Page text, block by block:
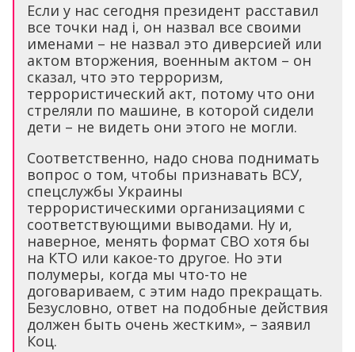
Если у нас сегодня президент расставил
все точки над i, он назвал все своими
именами – не назвал это диверсией или
актом вторжения, военным актом – он
сказал, что это терроризм,
террористический акт, потому что они
стреляли по машине, в которой сидели
дети – не видеть они этого не могли.
Соответственно, надо снова поднимать
вопрос о том, чтобы признавать ВСУ,
спецслужбы Украины
террористическими организациями с
соответствующими выводами. Ну и,
наверное, менять формат СВО хотя бы
на КТО или какое-то другое. Но эти
полумеры, когда мы что-то не
договариваем, с этим надо прекращать.
Безусловно, ответ на подобные действия
должен быть очень жестким», – заявил
Коц.